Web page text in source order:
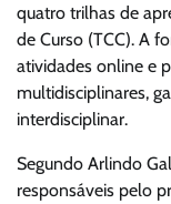
quatro trilhas de
de Curso (TCC). A
atividades online e
multidisciplinares,
interdisciplinar.
Segundo Arlindo
responsáveis pelo